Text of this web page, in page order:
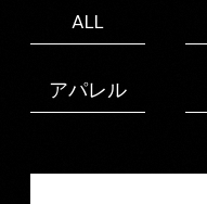
ALL
アパレル